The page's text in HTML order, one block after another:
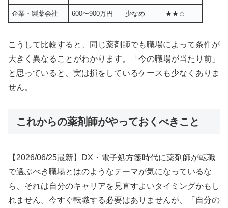
企業・製薬会社 600〜900万円 少なめ ★★☆
こうして比較すると、同じ薬剤師でも職場によって条件が
大きく異なることがわかります。「今の職場が当たり前」
と思っていると、実は損をしているケースも少なくありま
せん。
これからの薬剤師がやっておくべきこと
【2026/06/25最新】DX・電子処方箋時代に薬剤師が転職
で選ぶべき職場とはのようなテーマが気になっているな
ら、それは自分のキャリアを見直すよいタイミングかもし
れません。今すぐ転職する必要はありませんが、「自分の